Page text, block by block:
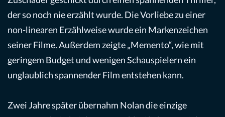
der so noch nie erzählt wurde. Die Vorliebe zu einer
non-linearen Erzählweise wurde ein Markenzeichen
seiner Filme. Außerdem zeigte „Memento“, wie mit
geringem Budget und wenigen Schauspielern ein
unglaublich spannender Film entstehen kann.
Zwei Jahre später übernahm Nolan die einzige